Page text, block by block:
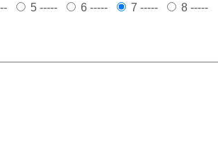
5 ----- 6 ----- 7 -----
8 -----